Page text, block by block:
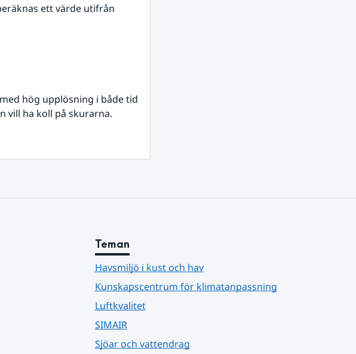
ett värde utifrån
hög upplösning i både tid
vill ha koll på skurarna.
Teman
Havsmiljö i kust och hav
Kunskapscentrum för klimatanpassning
Luftkvalitet
SIMAIR
Sjöar och vattendrag